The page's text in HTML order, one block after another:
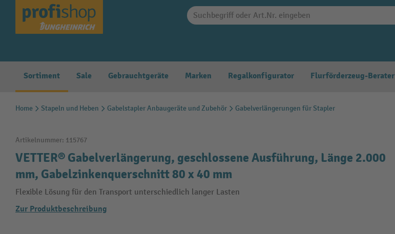
Zur Hauptnavigation springen
Sortiment Sale Gebrauchtgeräte Marken Regalkonfigurator Flurförderzeug-Berater
Home Stapeln und Heben Gabelstapler Anbaugeräte und Zubehör Gabelverlängerungen für Stapler
Artikelnummer: 115767
VETTER® Gabelverlängerung, geschlossene Ausführung, Länge 2.000
mm, Gabelzinkenquerschnitt 80 x 40 mm
Flexible Lösung für den Transport unterschiedlich langer Lasten
Zur Produktbeschreibung